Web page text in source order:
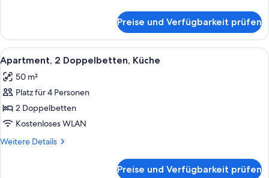
Mehrere
Betten,
Küche
Preise und Verfügbarkeit prüfen
Alle
Fotos
für
Apartment,
2 Doppelbetten,
Küche
anzeigen
Eine moderne Küche mit weißen
6
Apartment, 2 Doppelbetten, Küche
50 m²
Platz für 4 Personen
2 Doppelbetten
Kostenloses WLAN
Weitere Details
Weitere
Preise und Verfügbarkeit prüfen